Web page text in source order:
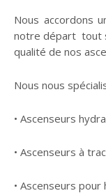
Nous accordons
notre départ tout
qualité de nos
Nous nous
• Ascenseurs
• Ascenseurs à
• Ascenseurs pour